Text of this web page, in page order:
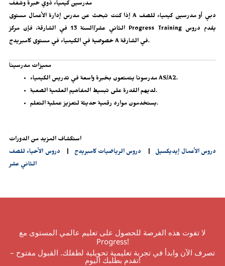
مدرسين كيمياء ذوي خبرة وشغف
إذا كنت تبحث عن
مدرس إدارة الأعمال مستوى A دبي أو مدرسين كيمياء للصف
الثاني عشر/السنة 13 في الشارقة، فإن مركز Progress Training يقدم دروس
خصوصية في الكيمياء في مستوى كامبريدج A في الشارقة.
مميزات مدرسينا
مدرسونا يتمتعون بخبرة واسعة في تدريس الكيمياء AS/A2.
لديهم القدرة على تبسيط المفاهيم العلمية الصعبة.
يستخدمون موارد رقمية حديثة لتعزيز عملية التعلم.
استكشاف المزيد من الدورات
دروس الأعمال إيديكسيل
دروس الرياضيات كامبريدج
دروس الأحياء للصف
الثاني عشر
لا تفوت هذه الفرصة للحصول على تعليم عالمي المستوى مع
Progress!
تصرف الآن وابدأ في تجربة تعليمية تحويلية لطفلك. القبول مفتوح –
تقدم بطلبك اليوم!